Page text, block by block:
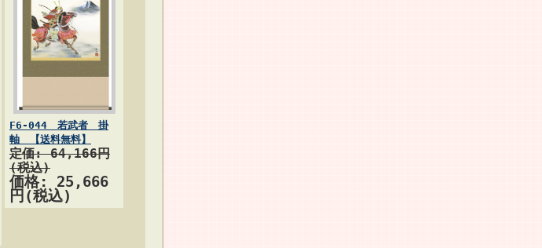
F6-044 若武者 掛
軸 【送料無料】
定価: 64,166円
(税込)
価格: 25,666
円(税込)